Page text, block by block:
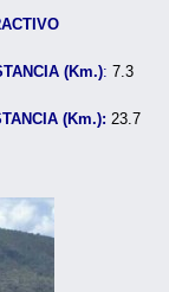
(Km.): 7.3
(Km.): 23.7